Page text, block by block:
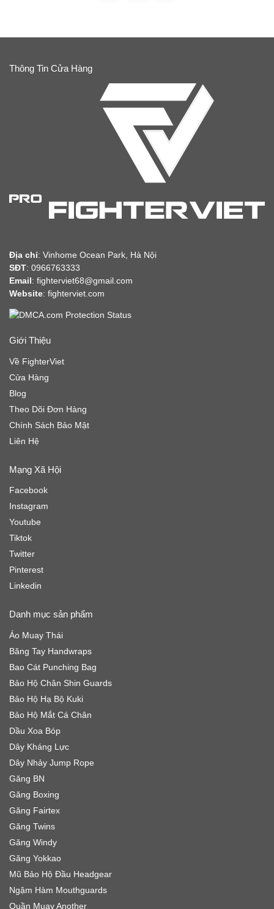
Thông Tin Cửa Hàng
Địa chỉ: Vinhome Ocean Park, Hà Nội
SĐT: 0966763333
Email: fighterviet68@gmail.com
Website: fighterviet.com
Giới Thiệu
Về FighterViet
Cửa Hàng
Blog
Theo Dõi Đơn Hàng
Chính Sách Bảo Mật
Liên Hệ
Mạng Xã Hội
Facebook
Instagram
Youtube
Tiktok
Twitter
Pinterest
Linkedin
Danh mục sản phẩm
Áo Muay Thái
Băng Tay Handwraps
Bao Cát Punching Bag
Bảo Hộ Chân Shin Guards
Bảo Hộ Hạ Bộ Kuki
Bảo Hộ Mắt Cá Chân
Dầu Xoa Bóp
Dây Kháng Lực
Dây Nhảy Jump Rope
Găng BN
Găng Boxing
Găng Fairtex
Găng Twins
Găng Windy
Găng Yokkao
Mũ Bảo Hộ Đầu Headgear
Ngậm Hàm Mouthguards
Quần Muay Another